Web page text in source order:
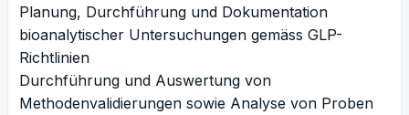
Planung, Durchführung und Dokumentation
bioanalytischer Untersuchungen gemäss GLP-
Richtlinien
Durchführung und Auswertung von
Methodenvalidierungen sowie Analyse von Proben